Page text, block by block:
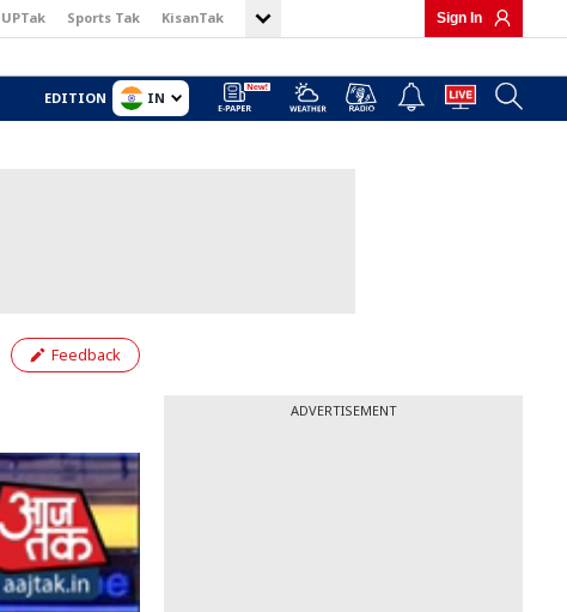
UPTak Sports Tak KisanTak Sign In
EDITION IN
Feedback
ADVERTISEMENT